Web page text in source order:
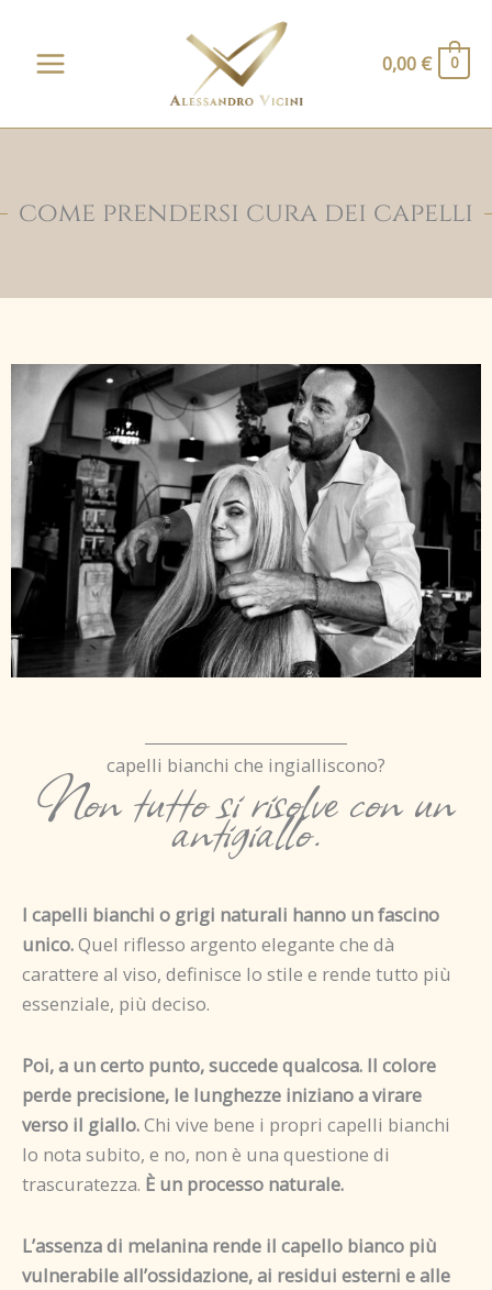
contenuto
0,00 € 0
come prendersi cura dei capelli
capelli bianchi che ingialliscono?
Non tutto si risolve con un
antigiallo.
I capelli bianchi o grigi naturali hanno un fascino
unico.Quel riflesso argento elegante che dà
carattere al viso, definisce lo stile e rende tutto più
essenziale, più deciso.
Poi, a un certo punto, succede qualcosa. Il colore
perde precisione, le lunghezze iniziano a virare
verso il giallo.Chi vive bene i propri capelli bianchi
lo nota subito, e no, non è una questione di
trascuratezza. È un processo naturale.
L’assenza di melanina rende il capello bianco più
vulnerabile all’ossidazione, ai residui esterni e alle